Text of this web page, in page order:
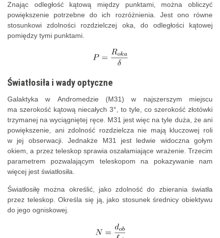
Znając odległość kątową między punktami, można obliczyć
powiększenie potrzebne do ich rozróżnienia. Jest ono równe
stosunkowi zdolności rozdzielczej oka, do odległości kątowej
pomiędzy tymi punktami.
Światłosiła i wady optyczne
Galaktyka w Andromedzie (M31) w najszerszym miejscu
ma szerokość kątową niecałych 3°, to tyle, co szerokość złotówki
trzymanej na wyciągniętej ręce. M31 jest więc na tyle duża, że ani
powiększenie, ani zdolność rozdzielcza nie mają kluczowej roli
w jej obserwacji. Jednakże M31 jest ledwie widoczna gołym
okiem, a przez teleskop sprawia oszałamiające wrażenie. Trzecim
parametrem pozwalającym teleskopom na pokazywanie nam
więcej jest światłosiła.
Światłosiłę można określić, jako zdolność do zbierania światła
przez teleskop. Określa się ją, jako stosunek średnicy obiektywu
do jego ogniskowej.